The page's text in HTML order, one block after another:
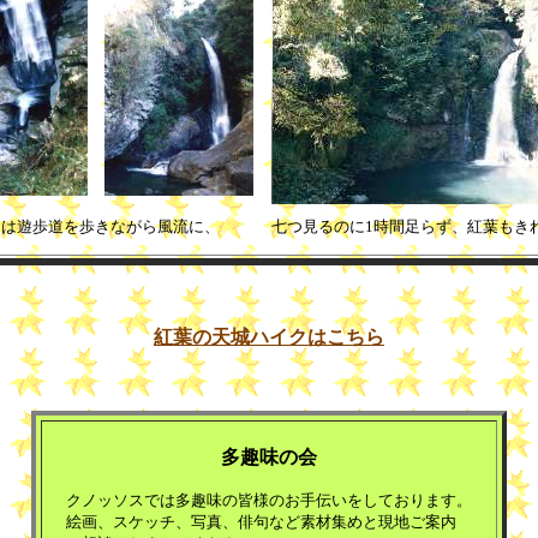
遊歩道を歩きながら風流に、 七つ見るのに1時間足らず、紅葉もき
紅葉の天城ハイクはこちら
多趣味の会
クノッソスでは多趣味の皆様のお手伝いをしております。
絵画、スケッチ、写真、俳句など素材集めと現地ご案内